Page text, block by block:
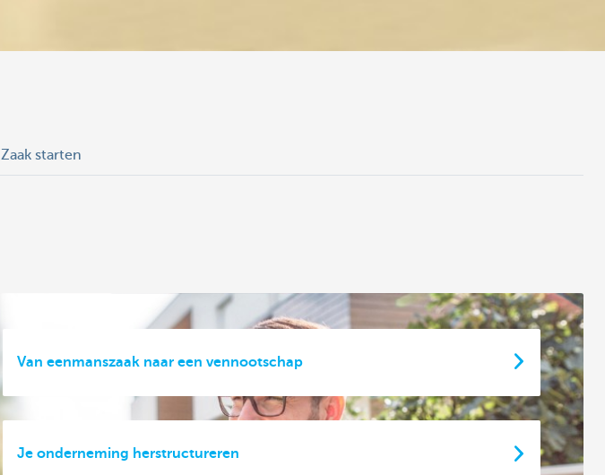
Zaak starten
Van eenmanszaak naar een vennootschap
Je onderneming herstructureren